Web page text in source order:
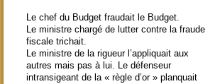
Le chef du Budget fraudait le Budget.
Le ministre chargé de lutter contre la fraude
fiscale trichait.
Le ministre de la rigueur l’appliquait aux
autres mais pas à lui. Le défenseur
intransigeant de la « règle d’or » planquait